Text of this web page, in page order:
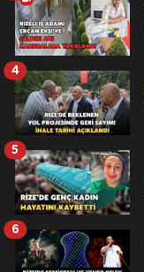
4
5
6